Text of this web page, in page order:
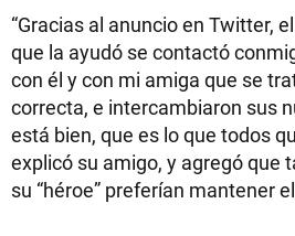
“Gracias al anuncio en Twitter,
que la ayudó se contactó
con él y con mi amiga que se
correcta, e intercambiaron sus
está bien, que es lo que todos
explicó su amigo, y agregó que
su “héroe” preferían mantener